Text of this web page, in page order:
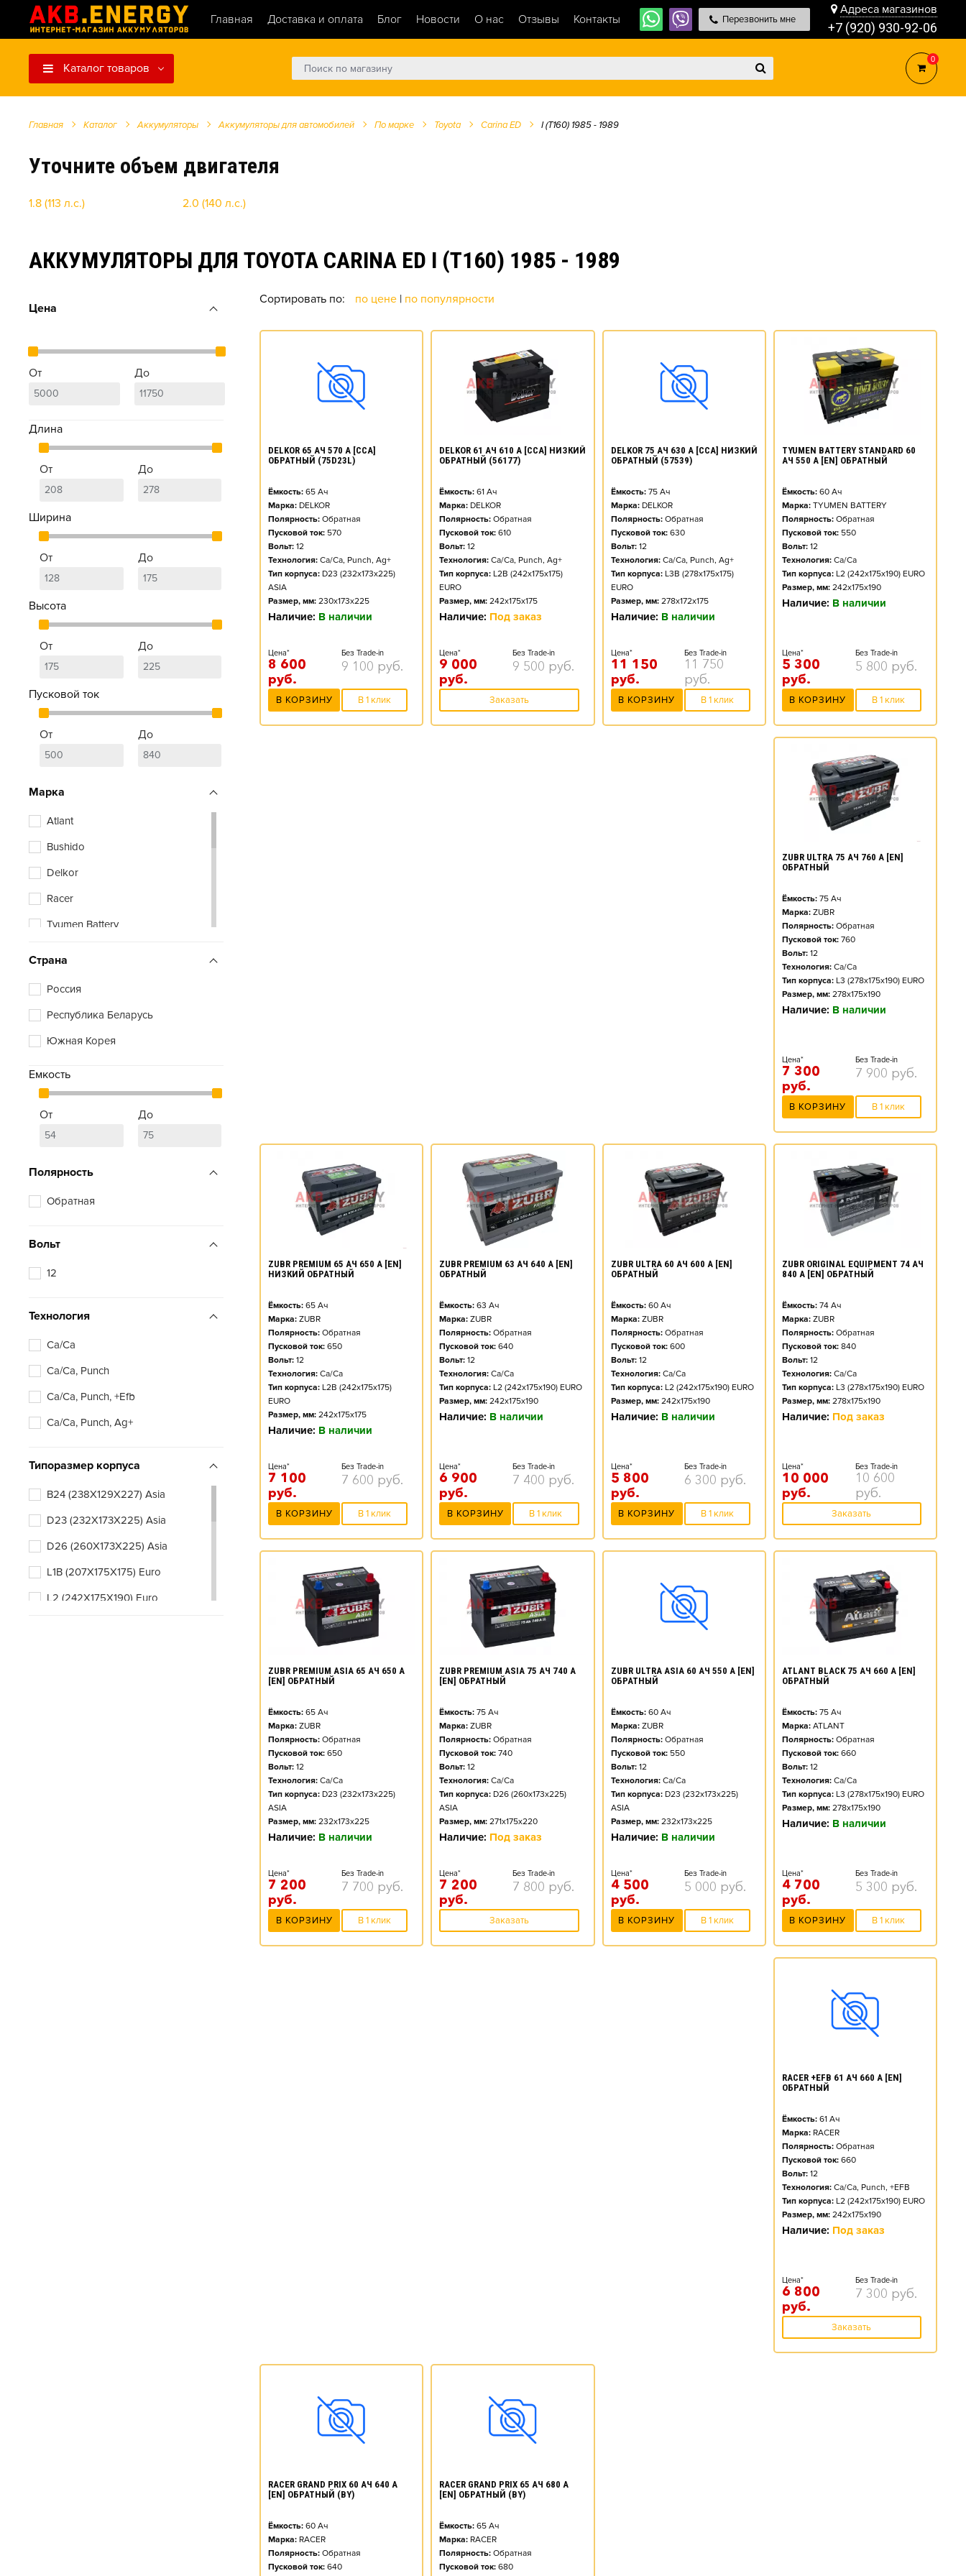
Главная Доставка и оплата Блог Новости О нас Отзывы Контакты Перезвонить мне
Адреса магазинов
+7 (920) 930-92-06
Каталог товаров
0
Главная Каталог Аккумуляторы Аккумуляторы для автомобилей По марке Toyota Carina ED I (T160) 1985 - 1989
Уточните объем двигателя
1.8 (113 л.с.) 2.0 (140 л.с.)
АККУМУЛЯТОРЫ ДЛЯ TOYOTA CARINA ED I (T160) 1985 - 1989
Цена
От До
Длина
От До
Ширина
От До
Высота
От До
Пусковой ток
От До
Марка
Atlant
Bushido
Delkor
Racer
Tyumen Battery
Страна
Россия
Республика Беларусь
Южная Корея
Емкость
От До
Полярность
Обратная
Вольт
12
Технология
Ca/Ca
Ca/Ca, Punch
Ca/Ca, Punch, +Efb
Ca/Ca, Punch, Ag+
Типоразмер корпуса
B24 (238X129X227) Asia
D23 (232X173X225) Asia
D26 (260X173X225) Asia
L1B (207X175X175) Euro
L2 (242X175X190) Euro
Сортировать по: по цене | по популярности
DELKOR 65 АЧ 570 А [CCA]
ОБРАТНЫЙ (75D23L)
Ёмкость: 65 Ач
Марка: DELKOR
Полярность: Обратная
Пусковой ток: 570
Вольт: 12
Технология: Ca/Ca, Punch, Ag+
Тип корпуса: D23 (232x173x225)
ASIA
Размер, мм: 230x173x225
Наличие: В наличии
Цена*
8 600
руб.
Без Trade-in
9 100 руб.
В КОРЗИНУ В 1 клик
DELKOR 61 АЧ 610 А [CCA] НИЗКИЙ
ОБРАТНЫЙ (56177)
Ёмкость: 61 Ач
Марка: DELKOR
Полярность: Обратная
Пусковой ток: 610
Вольт: 12
Технология: Ca/Ca, Punch, Ag+
Тип корпуса: L2B (242x175x175)
EURO
Размер, мм: 242x175x175
Наличие: Под заказ
Цена*
9 000
руб.
Без Trade-in
9 500 руб.
Заказать
DELKOR 75 АЧ 630 А [CCA] НИЗКИЙ
ОБРАТНЫЙ (57539)
Ёмкость: 75Ач
Марка: DELKOR
Полярность: Обратная
Пусковой ток: 630
Вольт: 12
Технология: Ca/Ca, Punch, Ag+
Тип корпуса: L3B (278x175x175)
EURO
Размер, мм: 278x172x175
Наличие: В наличии
Цена*
11 150
руб.
Без Trade-in
11 750
руб.
В КОРЗИНУ В 1 клик
TYUMEN BATTERY STANDARD 60
АЧ 550 А [EN] ОБРАТНЫЙ
Ёмкость: 60Ач
Марка: TYUMEN BATTERY
Полярность: Обратная
Пусковой ток: 550
Вольт: 12
Технология: Ca/Ca
Тип корпуса: L2 (242x175x190) EURO
Размер, мм: 242x175x190
Наличие: В наличии
Цена*
5 300
руб.
Без Trade-in
5 800 руб.
В КОРЗИНУ В 1 клик
ZUBR ULTRA 75 АЧ 760 А [EN]
ОБРАТНЫЙ
Ёмкость: 75Ач
Марка: ZUBR
Полярность: Обратная
Пусковой ток: 760
Вольт: 12
Технология: Ca/Ca
Тип корпуса: L3 (278x175x190) EURO
Размер, мм: 278x175x190
Наличие: В наличии
Цена*
7 300
руб.
Без Trade-in
7 900 руб.
В КОРЗИНУ В 1 клик
ZUBR PREMIUM 65 АЧ 650 А [EN]
НИЗКИЙ ОБРАТНЫЙ
Ёмкость: 65 Ач
Марка: ZUBR
Полярность: Обратная
Пусковой ток: 650
Вольт: 12
Технология: Ca/Ca
Тип корпуса: L2B (242x175x175)
EURO
Размер, мм: 242x175x175
Наличие: В наличии
Цена*
7 100
руб.
Без Trade-in
7 600 руб.
В КОРЗИНУ В 1 клик
ZUBR PREMIUM 63 АЧ 640 А [EN]
ОБРАТНЫЙ
Ёмкость: 63 Ач
Марка: ZUBR
Полярность: Обратная
Пусковой ток: 640
Вольт: 12
Технология: Ca/Ca
Тип корпуса: L2 (242x175x190) EURO
Размер, мм: 242x175x190
Наличие: В наличии
Цена*
6 900
руб.
Без Trade-in
7 400 руб.
В КОРЗИНУ В 1 клик
ZUBR ULTRA 60 АЧ 600 А [EN]
ОБРАТНЫЙ
Ёмкость: 60Ач
Марка: ZUBR
Полярность: Обратная
Пусковой ток: 600
Вольт: 12
Технология: Ca/Ca
Тип корпуса: L2 (242x175x190) EURO
Размер, мм: 242x175x190
Наличие: В наличии
Цена*
5 800
руб.
Без Trade-in
6 300 руб.
В КОРЗИНУ В 1 клик
ZUBR ORIGINAL EQUIPMENT 74 АЧ
840 А [EN] ОБРАТНЫЙ
Ёмкость: 74Ач
Марка: ZUBR
Полярность: Обратная
Пусковой ток: 840
Вольт: 12
Технология: Ca/Ca
Тип корпуса: L3 (278x175x190) EURO
Размер, мм: 278x175x190
Наличие: Под заказ
Цена*
10 000
руб.
Без Trade-in
10 600
руб.
Заказать
ZUBR PREMIUM ASIA 65 АЧ 650 А
[EN] ОБРАТНЫЙ
Ёмкость: 65 Ач
Марка: ZUBR
Полярность: Обратная
Пусковой ток: 650
Вольт: 12
Технология: Ca/Ca
Тип корпуса: D23 (232x173x225)
ASIA
Размер, мм: 232x173x225
Наличие: В наличии
Цена*
7 200
руб.
Без Trade-in
7 700 руб.
В КОРЗИНУ В 1 клик
ZUBR PREMIUM ASIA 75 АЧ 740 А
[EN] ОБРАТНЫЙ
Ёмкость: 75 Ач
Марка: ZUBR
Полярность: Обратная
Пусковой ток: 740
Вольт: 12
Технология: Ca/Ca
Тип корпуса: D26 (260x173x225)
ASIA
Размер, мм: 271x175x220
Наличие: Под заказ
Цена*
7 200
руб.
Без Trade-in
7 800 руб.
Заказать
ZUBR ULTRA ASIA 60 АЧ 550 А [EN]
ОБРАТНЫЙ
Ёмкость: 60Ач
Марка: ZUBR
Полярность: Обратная
Пусковой ток: 550
Вольт: 12
Технология: Ca/Ca
Тип корпуса: D23 (232x173x225)
ASIA
Размер, мм: 232x173x225
Наличие: В наличии
Цена*
4 500
руб.
Без Trade-in
5 000 руб.
В КОРЗИНУ В 1 клик
ATLANT BLACK 75 АЧ 660 А [EN]
ОБРАТНЫЙ
Ёмкость: 75Ач
Марка: ATLANT
Полярность: Обратная
Пусковой ток: 660
Вольт: 12
Технология: Ca/Ca
Тип корпуса: L3 (278x175x190) EURO
Размер, мм: 278x175x190
Наличие: В наличии
Цена*
4 700
руб.
Без Trade-in
5 300 руб.
В КОРЗИНУ В 1 клик
RACER +EFB 61 АЧ 660 А [EN]
ОБРАТНЫЙ
Ёмкость: 61Ач
Марка: RACER
Полярность: Обратная
Пусковой ток: 660
Вольт: 12
Технология: Ca/Ca, Punch, +EFB
Тип корпуса: L2 (242x175x190) EURO
Размер, мм: 242x175x190
Наличие: Под заказ
Цена*
6 800
руб.
Без Trade-in
7 300 руб.
Заказать
RACER GRAND PRIX 60 АЧ 640 А
[EN] ОБРАТНЫЙ (BY)
Ёмкость: 60 Ач
Марка: RACER
Полярность: Обратная
Пусковой ток: 640
RACER GRAND PRIX 65 АЧ 680 А
[EN] ОБРАТНЫЙ (BY)
Ёмкость: 65 Ач
Марка: RACER
Полярность: Обратная
Пусковой ток: 680